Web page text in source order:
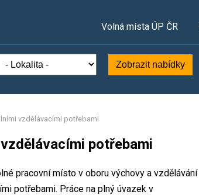
Volná místa ÚP ČR
Zobrazit nabídky
vzdělávacími potřebami
potřebami
pracovní místo v oboru výchovy a vzdělávání
potřebami. Práce na plný úvazek v